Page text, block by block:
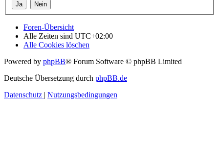
Foren-Übersicht
Alle Zeiten sind UTC+02:00
Alle Cookies löschen
Powered by phpBB® Forum Software © phpBB Limited
Deutsche Übersetzung durch phpBB.de
Datenschutz | Nutzungsbedingungen